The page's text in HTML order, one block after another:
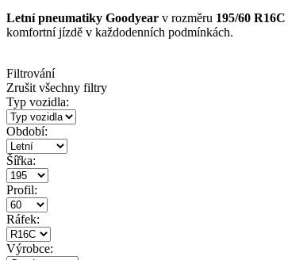
Letní pneumatiky Goodyear v rozměru 195/60 R16C
komfortní jízdě v každodenních podmínkách.
Filtrování
Zrušit všechny filtry
Typ vozidla:
Období:
Šířka:
Profil:
Ráfek:
Výrobce: